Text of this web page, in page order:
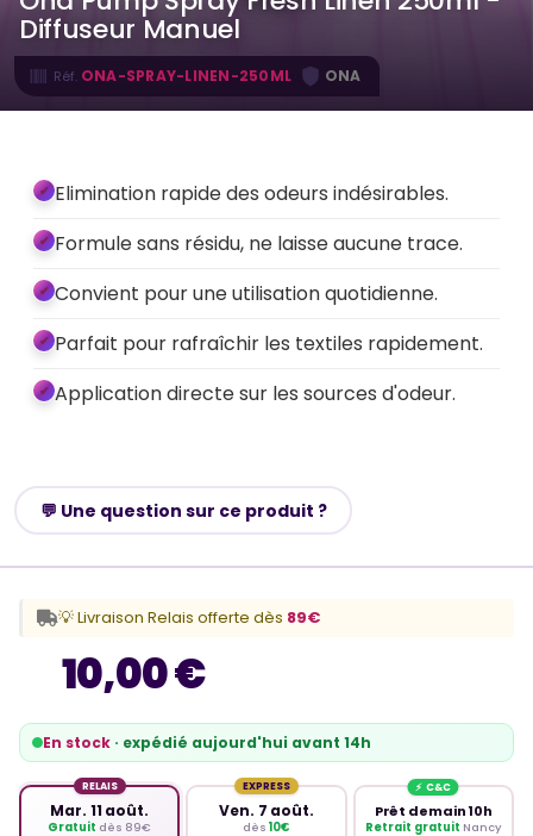
Diffuseur Manuel
Réf. ONA-SPRAY-LINEN-250ML ONA
Elimination rapide des odeurs indésirables.
Formule sans résidu, ne laisse aucune trace.
Convient pour une utilisation quotidienne.
Parfait pour rafraîchir les textiles rapidement.
Application directe sur les sources d'odeur.
💬 Une question sur ce produit ?
10,00 €
En stock · expédié aujourd'hui avant 14h
RELAIS
Mar. 11 août.
Gratuit dès 89€
EXPRESS
Ven. 7 août.
dès 10€
Prêt demain 10h
Retrait gratuit Nancy
💡 Livraison Relais offerte dès 89€